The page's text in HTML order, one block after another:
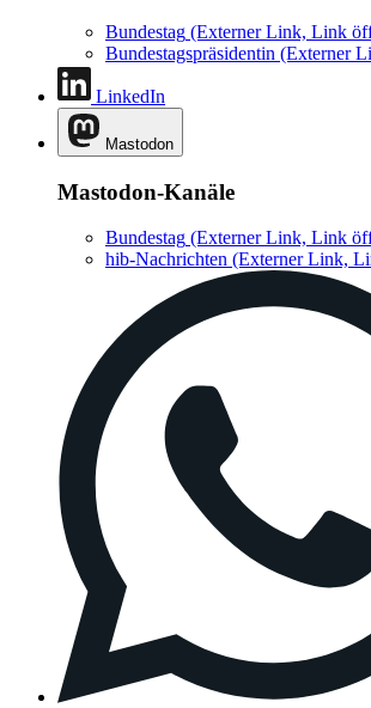
Bundestag (Externer Link, Link
Bundestagspräsidentin (Externer
LinkedIn
Mastodon
Mastodon-Kanäle
Bundestag (Externer Link, Link
hib-Nachrichten (Externer Link,